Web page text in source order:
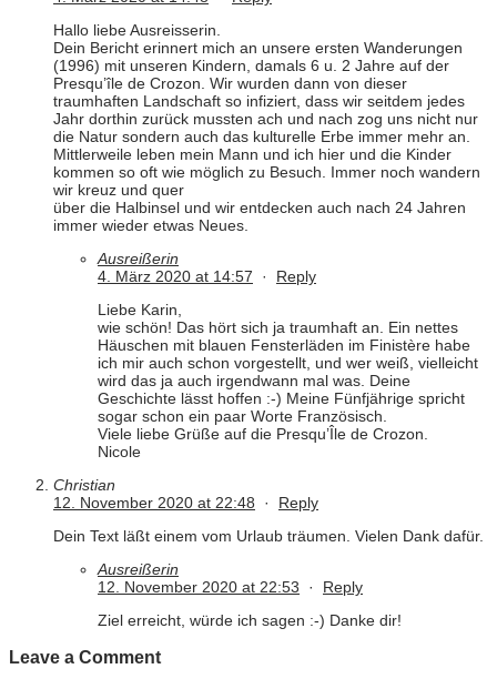
Hallo liebe Ausreisserin.
Dein Bericht erinnert mich an unsere ersten Wanderungen
(1996) mit unseren Kindern, damals 6 u. 2 Jahre auf der
Presqu’île de Crozon. Wir wurden dann von dieser
traumhaften Landschaft so infiziert, dass wir seitdem jedes
Jahr dorthin zurück mussten ach und nach zog uns nicht nur
die Natur sondern auch das kulturelle Erbe immer mehr an.
Mittlerweile leben mein Mann und ich hier und die Kinder
kommen so oft wie möglich zu Besuch. Immer noch wandern
wir kreuz und quer
über die Halbinsel und wir entdecken auch nach 24 Jahren
immer wieder etwas Neues.
Ausreißerin
4. März 2020 at 14:57 · Reply
Liebe Karin,
wie schön! Das hört sich ja traumhaft an. Ein nettes
Häuschen mit blauen Fensterläden im Finistère habe
ich mir auch schon vorgestellt, und wer weiß, vielleicht
wird das ja auch irgendwann mal was. Deine
Geschichte lässt hoffen :-) Meine Fünfjährige spricht
sogar schon ein paar Worte Französisch.
Viele liebe Grüße auf die Presqu’Île de Crozon.
Nicole
Christian
12. November 2020 at 22:48 · Reply
Dein Text läßt einem vom Urlaub träumen. Vielen Dank dafür.
Ausreißerin
12. November 2020 at 22:53 · Reply
Ziel erreicht, würde ich sagen :-) Danke dir!
Leave a Comment